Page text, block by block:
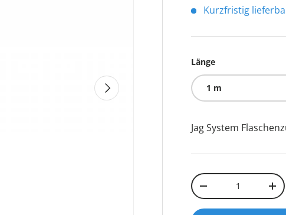
NÄCHSTE
Kurzfristig
Länge
1 m
Jag System
Anzahl
-
+